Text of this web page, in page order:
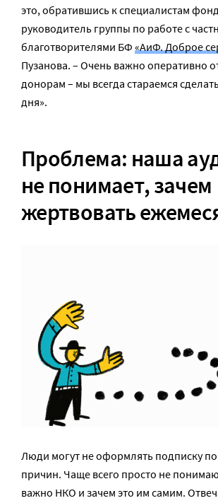
это, обратившись к специалистам
руководитель группы по работе с
благотворителями БФ «АиФ. Доброе
Пузанова. – Очень важно оперативно
донорам – мы всегда стараемся
дня».
Проблема: наша
не понимает, зачем
жертвовать
Люди могут не оформлять подписку
причин. Чаще всего просто не
важно НКО и зачем это им самим.